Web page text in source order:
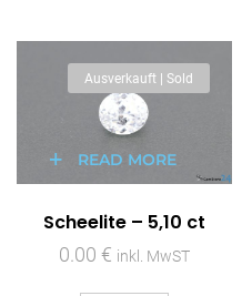
Ausverkauft | Sold
READ MORE
Scheelite – 5,10 ct
0.00 € inkl. MwST